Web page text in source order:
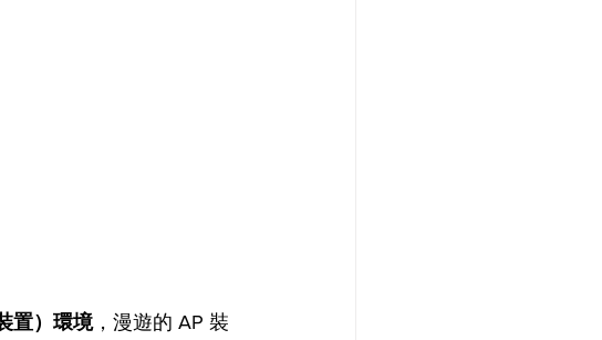
置）環境，漫遊的 AP 裝